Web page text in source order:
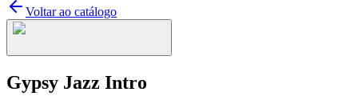
Voltar ao catálogo
Gypsy Jazz Intro